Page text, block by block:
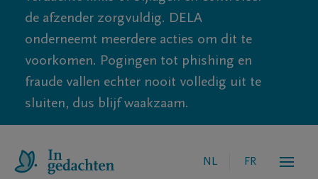
de afzender zorgvuldig. DELA
onderneemt meerdere acties om dit te
voorkomen. Pogingen tot phishing en
fraude vallen echter nooit volledig uit te
sluiten, dus blijf waakzaam.
NL FR